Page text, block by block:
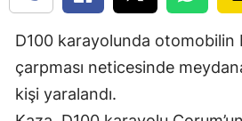
D100 karayolunda otomobilin
çarpması neticesinde
kişi yaralandı.